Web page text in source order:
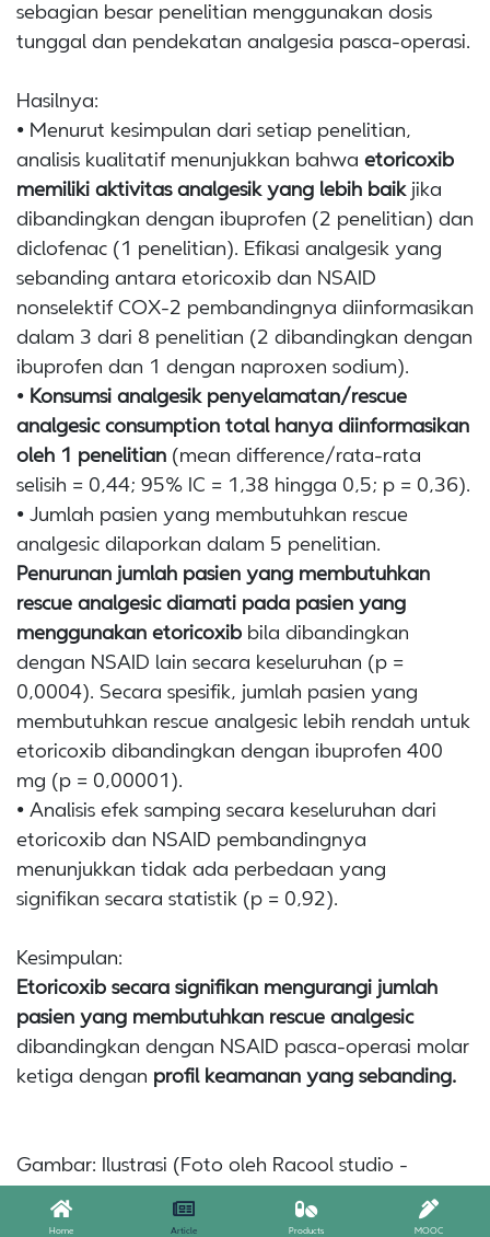
sebagian besar penelitian menggunakan dosis
tunggal dan pendekatan analgesia pasca-operasi.
Hasilnya:
• Menurut kesimpulan dari setiap penelitian,
analisis kualitatif menunjukkan bahwa etoricoxib
memiliki aktivitas analgesik yang lebih baikjika
dibandingkan dengan ibuprofen (2 penelitian) dan
diclofenac (1 penelitian). Efikasi analgesik yang
sebanding antara etoricoxib dan NSAID
nonselektif COX-2 pembandingnya diinformasikan
dalam 3 dari 8 penelitian (2 dibandingkan dengan
ibuprofen dan 1 dengan naproxen sodium).
• Konsumsi analgesik penyelamatan/rescue
analgesic consumption total hanya diinformasikan
oleh 1 penelitian (mean difference/rata-rata
selisih = 0,44; 95% IC = 1,38 hingga 0,5; p = 0,36).
• Jumlah pasien yang membutuhkan rescue
analgesic dilaporkan dalam 5 penelitian.
Penurunan jumlah pasien yang membutuhkan
rescue analgesic diamati pada pasien yang
menggunakan etoricoxib bila dibandingkan
dengan NSAID lain secara keseluruhan (p =
0,0004). Secara spesifik, jumlah pasien yang
membutuhkan rescue analgesic lebih rendah untuk
etoricoxib dibandingkan dengan ibuprofen 400
mg (p = 0,00001).
• Analisis efek samping secara keseluruhan dari
etoricoxib dan NSAID pembandingnya
menunjukkan tidak ada perbedaan yang
signifikan secara statistik (p = 0,92).
Kesimpulan:
Etoricoxib secara signifikan mengurangi jumlah
pasien yang membutuhkan rescue analgesic
dibandingkan dengan NSAID pasca-operasi molar
ketiga dengan profil keamanan yang sebanding.
Gambar: Ilustrasi (Foto oleh Racool studio -
Freepik)
Referensi:
Home Article Products MOOC